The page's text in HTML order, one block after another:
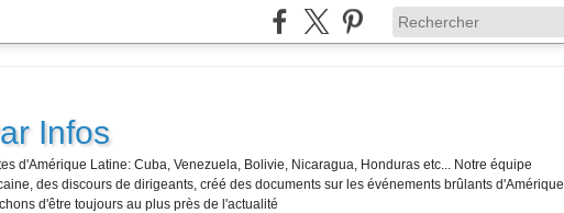
Infos
d'Amérique Latine: Cuba, Venezuela, Bolivie, Nicaragua, Honduras etc... Notre équipe
des discours de dirigeants, créé des documents sur les événements brûlants d'Amérique
d'être toujours au plus près de l'actualité